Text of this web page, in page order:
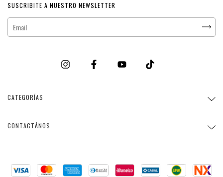
SUSCRIBITE A NUESTRO NEWSLETTER
CATEGORÍAS
CONTACTÁNOS